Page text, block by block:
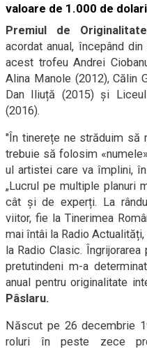
valoare de 1.000 de
Premiul de
acordat anual, începând
acest trofeu Andrei
Alina Manole (2012), Călin
Dan Iliuță (2015) și Liceul
(2016).
"În tinerețe ne străduim să
trebuie să folosim
ul artistei care va împlini,
„Lucrul pe multiple planuri
cât și de experți. La
viitor, fie la Tinerimea
mai întâi la Radio Actualități,
la Radio Clasic.
pretutindeni m-a
anual pentru originalitate
Pâslaru.
Născut pe 26 decembrie
roluri în peste zece